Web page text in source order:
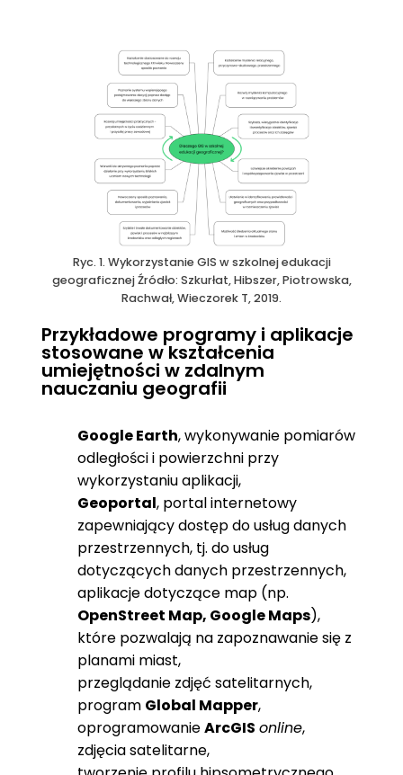
Ryc. 1. Wykorzystanie GIS w szkolnej edukacji
geograficznej Źródło: Szkurłat, Hibszer, Piotrowska,
Rachwał, Wieczorek T, 2019.
Przykładowe programy i aplikacje
stosowane w kształcenia
umiejętności w zdalnym
nauczaniu geografii
Google Earth, wykonywanie pomiarów
odległości i powierzchni przy
wykorzystaniu aplikacji,
Geoportal, portal internetowy
zapewniający dostęp do usług danych
przestrzennych, tj. do usług
dotyczących danych przestrzennych,
aplikacje dotyczące map (np.
OpenStreet Map, Google Maps),
które pozwalają na zapoznawanie się z
planami miast,
przeglądanie zdjęć satelitarnych,
program Global Mapper,
oprogramowanieArcGIS online,
zdjęcia satelitarne,